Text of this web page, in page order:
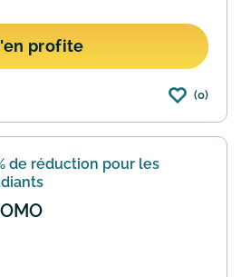
profite
"Petits Prix" la marque
30%. Pratique pour dénicher
valise sans vous ruiner.
(0)
de réduction pour les